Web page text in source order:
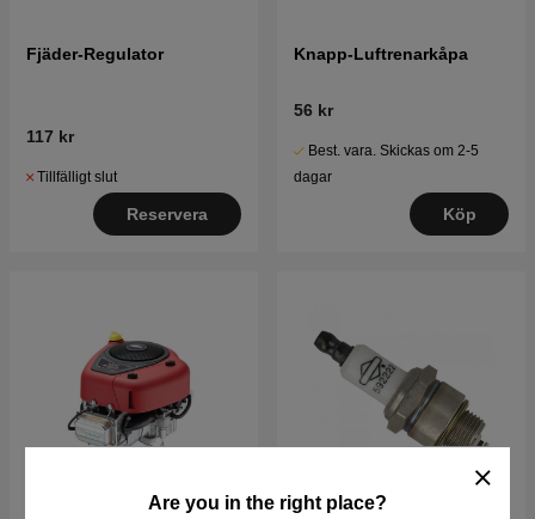
Are you in the right place?
Fjäder-Regulator
117 kr
Tillfälligt slut
Reservera
Knapp-Luftrenarkåpa
56 kr
Best. vara. Skickas om 2-5
dagar
Köp